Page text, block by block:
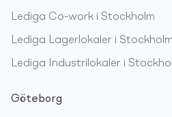
Lediga Co-work i Stockholm
Lediga Lagerlokaler i Stockholm
Lediga Industrilokaler i
Göteborg